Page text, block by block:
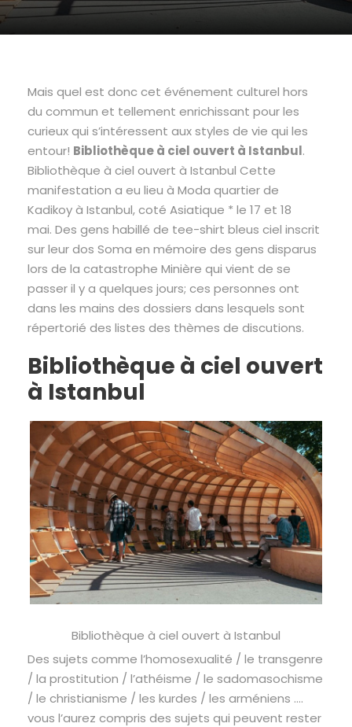
Mais quel est donc cet événement culturel hors
du commun et tellement enrichissant pour les
curieux qui s’intéressent aux styles de vie qui les
entour! Bibliothèque à ciel ouvert à Istanbul.
Bibliothèque à ciel ouvert à Istanbul Cette
manifestation a eu lieu à Moda quartier de
Kadikoy à Istanbul, coté Asiatique * le 17 et 18
mai. Des gens habillé de tee-shirt bleus ciel inscrit
sur leur dos Soma en mémoire des gens disparus
lors de la catastrophe Minière qui vient de se
passer il y a quelques jours; ces personnes ont
dans les mains des dossiers dans lesquels sont
répertorié des listes des thèmes de discutions.
Bibliothèque à ciel ouvert
à Istanbul
Bibliothèque à ciel ouvert à Istanbul
Des sujets comme l’homosexualité / le transgenre
/ la prostitution / l’athéisme / le sadomasochisme
/ le christianisme / les kurdes / les arméniens ….
vous l’aurez compris des sujets qui peuvent rester